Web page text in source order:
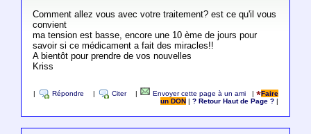
Comment allez vous avec votre traitement? est ce qu'il vous
convient
ma tension est basse, encore une 10 ème de jours pour
savoir si ce médicament a fait des miracles!!
A bientôt pour prendre de vos nouvelles
Kriss
Répondre Citer Envoyer cette page à un ami |
Faire
un DON
|? Retour Haut de Page ?